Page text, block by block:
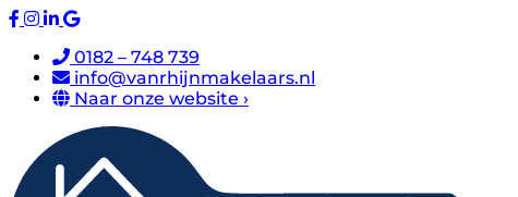
0182 – 748 739
info@vanrhijnmakelaars.nl
Naar onze website ›